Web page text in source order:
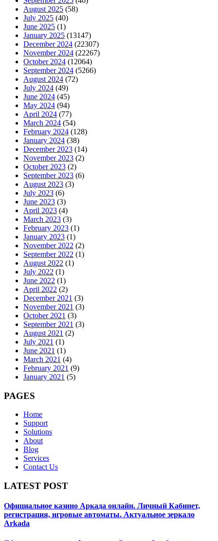
August 2025 (58)
July 2025 (40)
June 2025 (1)
January 2025 (13147)
December 2024 (22307)
November 2024 (22267)
October 2024 (12064)
September 2024 (5266)
August 2024 (72)
July 2024 (49)
June 2024 (45)
May 2024 (94)
April 2024 (77)
March 2024 (54)
February 2024 (128)
January 2024 (38)
December 2023 (14)
November 2023 (2)
October 2023 (2)
September 2023 (6)
August 2023 (3)
July 2023 (6)
June 2023 (3)
April 2023 (4)
March 2023 (3)
February 2023 (1)
January 2023 (1)
November 2022 (2)
September 2022 (1)
August 2022 (1)
July 2022 (1)
June 2022 (1)
April 2022 (2)
December 2021 (3)
November 2021 (3)
October 2021 (3)
September 2021 (3)
August 2021 (2)
July 2021 (1)
June 2021 (1)
March 2021 (4)
February 2021 (9)
January 2021 (5)
PAGES
Home
Support
Solutions
About
Blog
Services
Contact Us
LATEST POST
Официальное казино Аркада онлайн. Личный Кабинет,
регистрация, игровые автоматы. Актуальное зеркало
Arkada